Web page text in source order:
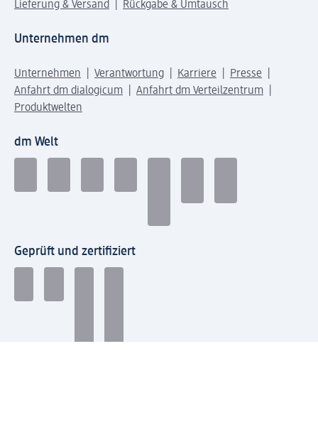
Lieferung & Versand
Rückgabe & Umtausch
Unternehmen dm
Unternehmen Verantwortung Karriere
Presse
Anfahrt dm dialogicum
Anfahrt dm Verteilzentrum
Produktwelten
dm Welt
Geprüft und zertifiziert